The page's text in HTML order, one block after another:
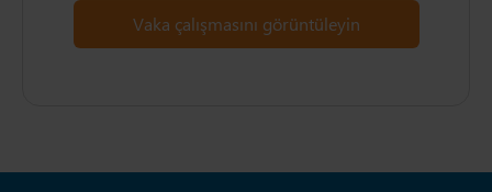
Vaka çalışmasını görüntüleyin